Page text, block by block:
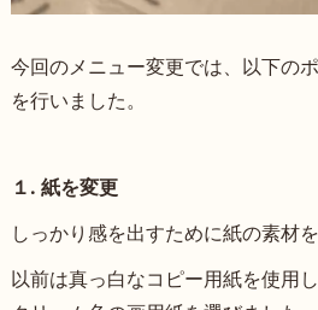
今回のメニュー変更では、以下の
を行いました。
１. 紙を変更
しっかり感を出すために紙の素材
以前は真っ白なコピー用紙を使用